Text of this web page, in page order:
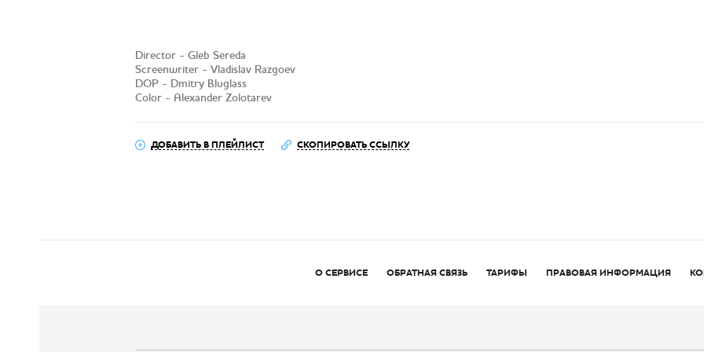
Director - Gleb Sereda
Screenwriter - Vladislav Razgoev
DOP - Dmitry Bluglass
Color - Alexander Zolotarev
ДОБАВИТЬ В ПЛЕЙЛИСТ СКОПИРОВАТЬ ССЫЛКУ
О СЕРВИСЕ ОБРАТНАЯ СВЯЗЬ ТАРИФЫ ПРАВОВАЯ ИНФОРМАЦИЯ